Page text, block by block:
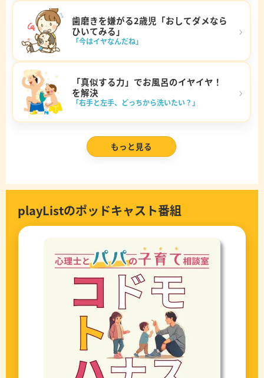
歯磨きを嫌がる2歳児「おしてダメなら
ひいてみる」
「今はイヤなんだね」
›
「真似する力」でお風呂のイヤイヤ！
を解決
「右手と左手、どっちから洗いたい？」
›
もっと見る
playListのポッドキャスト番組